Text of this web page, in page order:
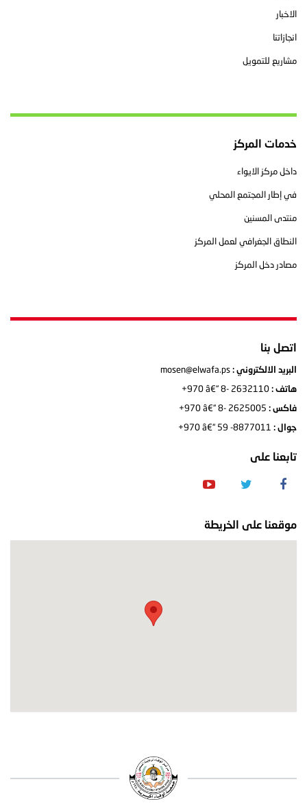
الاخبار
انجازاتنا
مشاريع للتمويل
خدمات المركز
داخل مركز الايواء
في إطار المجتمع المحلي
منتدى المسنين
النطاق الجغرافي لعمل المركز
مصادر دخل المركز
اتصل بنا
البريد الالكتروني :mosen@elwafa.ps
هاتف :+970 â€“ 8- 2632110
فاكس : +970 â€“ 8- 2625005
جوال : +970 â€“ 59 -8877011
تابعنا على
موقعنا على الخريطة